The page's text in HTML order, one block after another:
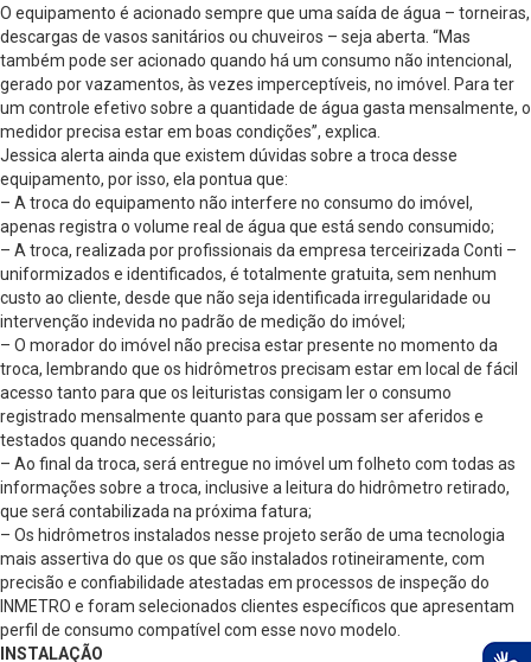
O equipamento é acionado sempre que uma saída de água – torneiras,
descargas de vasos sanitários ou chuveiros – seja aberta. “Mas
também pode ser acionado quando há um consumo não intencional,
gerado por vazamentos, às vezes imperceptíveis, no imóvel. Para ter
um controle efetivo sobre a quantidade de água gasta mensalmente, o
medidor precisa estar em boas condições”, explica.
Jessica alerta ainda que existem dúvidas sobre a troca desse
equipamento, por isso, ela pontua que:
– A troca do equipamento não interfere no consumo do imóvel,
apenas registra o volume real de água que está sendo consumido;
– A troca, realizada por profissionais da empresa terceirizada Conti –
uniformizados e identificados, é totalmente gratuita, sem nenhum
custo ao cliente, desde que não seja identificada irregularidade ou
intervenção indevida no padrão de medição do imóvel;
– O morador do imóvel não precisa estar presente no momento da
troca, lembrando que os hidrômetros precisam estar em local de fácil
acesso tanto para que os leituristas consigam ler o consumo
registrado mensalmente quanto para que possam ser aferidos e
testados quando necessário;
– Ao final da troca, será entregue no imóvel um folheto com todas as
informações sobre a troca, inclusive a leitura do hidrômetro retirado,
que será contabilizada na próxima fatura;
– Os hidrômetros instalados nesse projeto serão de uma tecnologia
mais assertiva do que os que são instalados rotineiramente, com
precisão e confiabilidade atestadas em processos de inspeção do
INMETRO e foram selecionados clientes específicos que apresentam
perfil de consumo compatível com esse novo modelo.
INSTALAÇÃO